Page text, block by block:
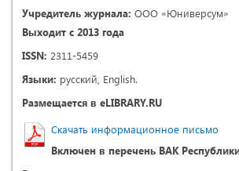
Учредитель журнала: ООО «Юниверсум»
Выходит с 2013 года
ISSN: 2311-5459
Языки: русский, English.
Размещается в eLIBRARY.RU
Скачать информационное письмо
Включен в перечень ВАК